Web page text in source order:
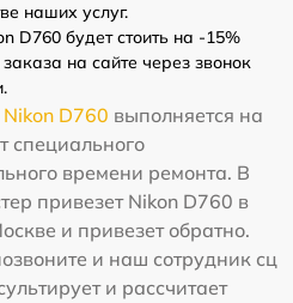
наших услуг.
D760 будет стоить на -15%
на сайте через звонок
D760 выполняется на
специального
времени ремонта. В
привезет Nikon D760 в
и привезет обратно.
и наш сотрудник сц
и рассчитает